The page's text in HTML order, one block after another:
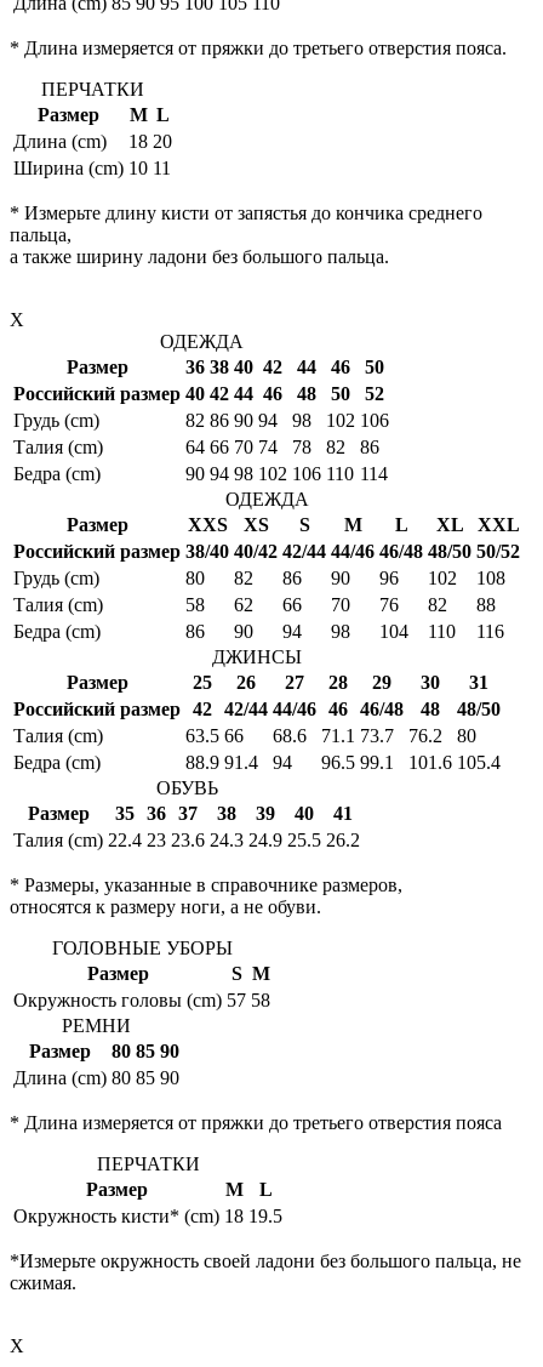
* Длина измеряется от пряжки до третьего отверстия пояса.
ПЕРЧАТКИ
Размер
M L
Длина (cm)
18 20
Ширина (cm) 10 11
* Измерьте длину кисти от запястья до кончика среднего
пальца,
а также ширину ладони без большого пальца.
X
ОДЕЖДА
Размер
36 38 40 42 44 46
50
Российский размер 40 42 44 46 48 50
52
Грудь (cm)
82 86 90 94 98 102 106
Талия (cm)
64 66 70 74 78 82
86
Бедра (cm)
90 94 98 102 106 110 114
ОДЕЖДА
Размер
XXS XS S M L XL
XXL
Российский размер 38/40 40/42 42/44 44/46 46/48 48/50 50/52
Грудь (cm)
80 82 86 90 96 102
108
Талия (cm)
58 62 66 70 76 82
88
Бедра (cm)
86 90 94 98 104 110
116
ДЖИНСЫ
Размер
25 26 27 28 29 30
31
Российский размер 42 42/44 44/46 46 46/48 48
48/50
Талия (cm)
63.5 66 68.6 71.1 73.7 76.2
80
Бедра (cm)
88.9 91.4 94 96.5 99.1 101.6 105.4
ОБУВЬ
Размер
35 36 37 38 39 40
41
Талия (cm) 22.4 23 23.6 24.3 24.9 25.5 26.2
* Размеры, указанные в справочнике размеров,
относятся к размеру ноги, а не обуви.
ГОЛОВНЫЕ УБОРЫ
Размер
S M
Окружность головы (cm) 57 58
РЕМНИ
Размер
80 85 90
Длина (cm) 80 85 90
* Длина измеряется от пряжки до третьего отверстия пояса
ПЕРЧАТКИ
Размер
M
L
Окружность кисти* (cm) 18 19.5
*Измерьте окружность своей ладони без большого пальца, не
сжимая.
X